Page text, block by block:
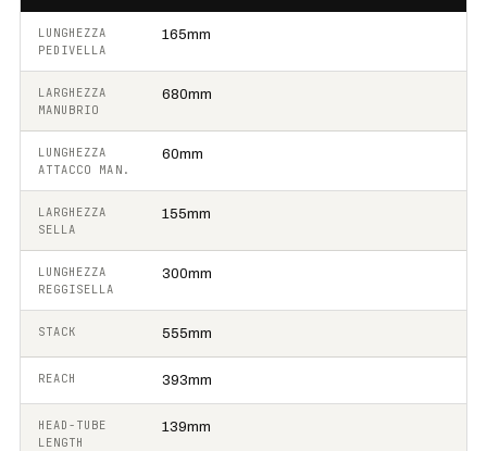
LUNGHEZZA
PEDIVELLA
165mm
LARGHEZZA
MANUBRIO
680mm
LUNGHEZZA
ATTACCO MAN.
60mm
LARGHEZZA
SELLA
155mm
LUNGHEZZA
REGGISELLA
300mm
STACK 555mm
REACH 393mm
HEAD-TUBE
LENGTH
139mm